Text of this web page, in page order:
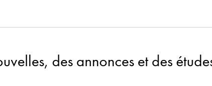
des annonces et des